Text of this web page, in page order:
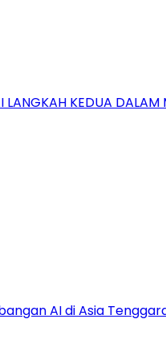
LANGKAH KEDUA
AI di Asia